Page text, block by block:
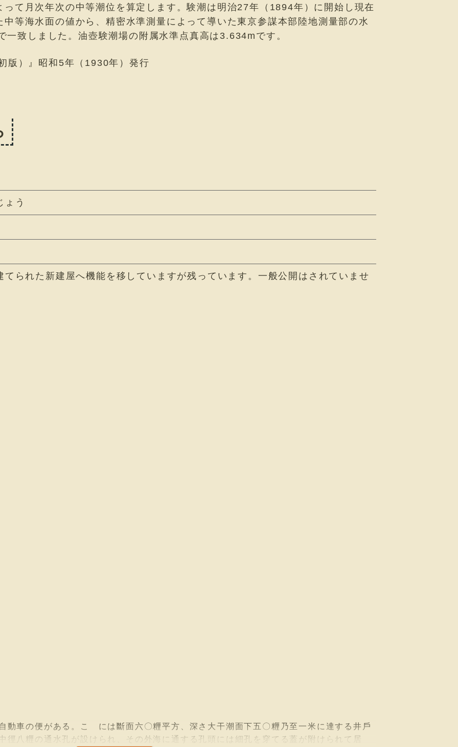
て月次年次の中等潮位を算定します。験潮は明治27年（1894年）に開始し現在
等海水面の値から、精密水準測量によって導いた東京参謀本部陸地測量部の水
致しました。油壺験潮場の附属水準点真高は3.634mです。
版）』昭和5年（1930年）発行
ょう
てられた新建屋へ機能を移していますが残っています。一般公開はされていませ
動車の便がある。こゝには斷面六〇糎平方、深さ大干潮面下五〇糎乃至一米に達する井戶
徑八糎の通水孔が設けられ、その外海に通する孔頭には細孔を穿てる蓋が附けられて居